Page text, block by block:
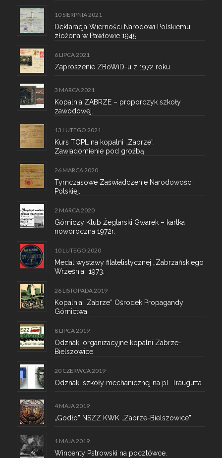
10 SIERPNIA 2021
Deklaracja Wierności Narodowi Polskiemu
złożona w Pawłowie 1945.
6 LIPCA 2021
Zaproszenie ZBoWiD-u z 1972 roku.
3 MARCA 2021
Kopalnia ZABRZE – proporczyk szkoły
zawodowej.
13 LUTEGO 2021
Kurs TOPL na kopalni „Zabrze”.
Zawiadomienie pod groźbą.
26 MARCA 2020
Tymczasowe Zaświadczenie Narodowości
Polskiej.
2 MARCA 2020
Górniczy Klub Żeglarski Gwarek – kartka
noworoczna 1972r.
10 LUTEGO 2020
Medal wystawy filatelistycznej „Zabrzańskiego
Września” 1973.
26 LISTOPADA 2019
Kopalnia „Zabrze” Ośrodek Propagandy
Górnictwa.
8 LIPCA 2019
Odznaki organizacyjne kopalni Zabrze-
Bielszowice.
20 CZERWCA 2019
Odznaki szkoły mechanicznej na pl. Traugutta.
4 MAJA 2019
„Godło” NSZZ KWK „Zabrze-Bielszowice”
1 MAJA 2019
Wincenty Pstrowski na pocztówce.